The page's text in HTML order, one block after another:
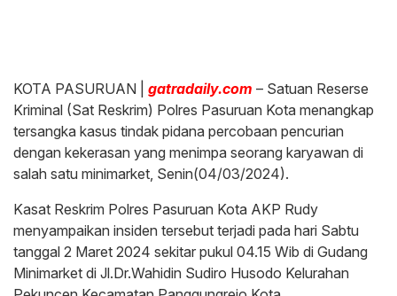
KOTA PASURUAN | gatradaily.com – Satuan Reserse
Kriminal (Sat Reskrim) Polres Pasuruan Kota menangkap
tersangka kasus tindak pidana percobaan pencurian
dengan kekerasan yang menimpa seorang karyawan di
salah satu minimarket, Senin(04/03/2024).
Kasat Reskrim Polres Pasuruan Kota AKP Rudy
menyampaikan insiden tersebut terjadi pada hari Sabtu
tanggal 2 Maret 2024 sekitar pukul 04.15 Wib di Gudang
Minimarket di Jl.Dr.Wahidin Sudiro Husodo Kelurahan